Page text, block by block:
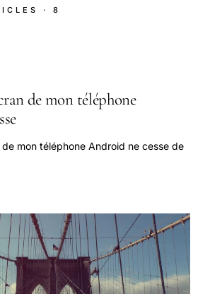
· 8
de mon téléphone
mon téléphone Android ne cesse de